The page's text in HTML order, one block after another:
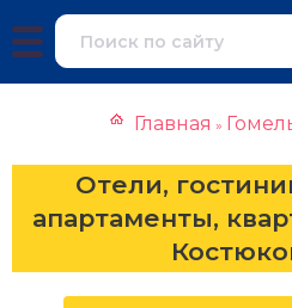
Главная »
Отели,
апартаменты,